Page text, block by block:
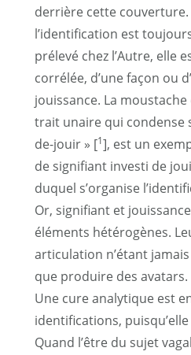
derrière cette couverture.
l’identification est
prélevé chez l’Autre, elle
corrélée, d’une façon ou
jouissance. La
trait unaire qui condense
de-jouir » [1], est un
de signifiant investi de
duquel s’organise
Or, signifiant et
éléments hétérogènes.
articulation n’étant
que produire des avatars.
Une cure analytique est
identifications,
Quand l’être du sujet